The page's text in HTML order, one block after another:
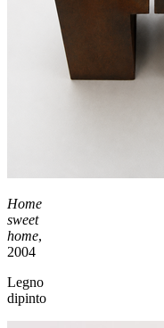
Home
sweet
home,
2004
Legno
dipinto